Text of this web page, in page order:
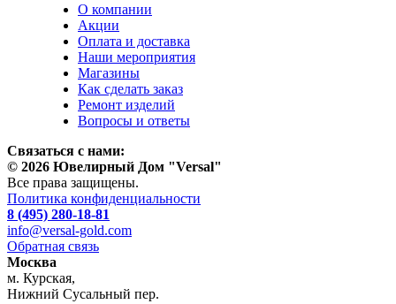
О компании
Акции
Оплата и доставка
Наши мероприятия
Магазины
Как сделать заказ
Ремонт изделий
Вопросы и ответы
Связаться с нами:
© 2026 Ювелирный Дом "Versal"
Все права защищены.
Политика конфиденциальности
8 (495) 280-18-81
info@versal-gold.com
Обратная связь
Москва
м. Курская,
Нижний Сусальный пер.